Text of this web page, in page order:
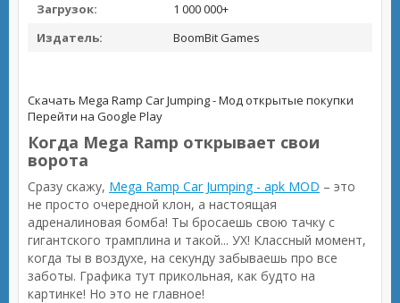
Загрузок:
1 000 000+
Издатель:
BoomBit Games
Скачать Mega Ramp Car Jumping - Мод открытые покупки
Перейти на Google Play
Когда Mega Ramp открывает свои
ворота
Сразу скажу, Mega Ramp Car Jumping - apk MOD – это
не просто очередной клон, а настоящая
адреналиновая бомба! Ты бросаешь свою тачку с
гигантского трамплина и такой... УХ! Классный момент,
когда ты в воздухе, на секунду забываешь про все
заботы. Графика тут прикольная, как будто на
картинке! Но это не главное!